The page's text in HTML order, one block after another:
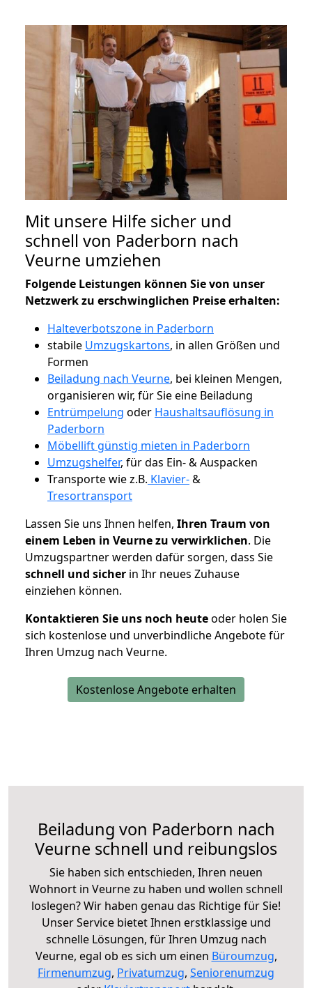
Mit unsere Hilfe sicher und
schnell von Paderborn nach
Veurne umziehen
Folgende Leistungen können Sie von unser
Netzwerk zu erschwinglichen Preise erhalten:
Halteverbotszone in Paderborn
stabile Umzugskartons, in allen Größen und
Formen
Beiladung nach Veurne, bei kleinen Mengen,
organisieren wir, für Sie eine Beiladung
Entrümpelung oder Haushaltsauflösung in
Paderborn
Möbellift günstig mieten in Paderborn
Umzugshelfer, für das Ein- & Auspacken
Transporte wie z.B. Klavier-&
Tresortransport
Lassen Sie uns Ihnen helfen, Ihren Traum von
einem Leben in Veurne zu verwirklichen. Die
Umzugspartner werden dafür sorgen, dass Sie
schnell und sicher in Ihr neues Zuhause
einziehen können.
Kontaktieren Sie uns noch heuteoder holen Sie
sich kostenlose und unverbindliche Angebote für
Ihren Umzug nach Veurne.
Kostenlose Angebote erhalten
Beiladung von Paderborn nach
Veurne schnell und reibungslos
Sie haben sich entschieden, Ihren neuen
Wohnort in Veurne zu haben und wollen schnell
loslegen? Wir haben genau das Richtige für Sie!
Unser Service bietet Ihnen erstklassige und
schnelle Lösungen, für Ihren Umzug nach
Veurne, egal ob es sich um einen Büroumzug,
Firmenumzug, Privatumzug, Seniorenumzug